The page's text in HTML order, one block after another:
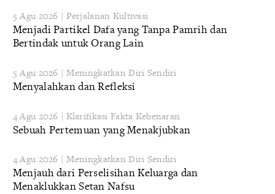
5 Agu 2026 | Perjalanan Kultivasi
Menjadi Partikel Dafa yang Tanpa Pamrih dan
Bertindak untuk Orang Lain
5 Agu 2026 | Meningkatkan Diri Sendiri
Menyalahkan dan Refleksi
4 Agu 2026 | Klarifikasi Fakta Kebenaran
Sebuah Pertemuan yang Menakjubkan
4 Agu 2026 | Meningkatkan Diri Sendiri
Menjauh dari Perselisihan Keluarga dan
Menaklukkan Setan Nafsu